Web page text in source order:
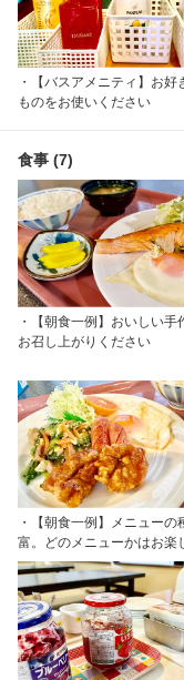
・【バスアメニティ】お好
ものをお使いください
食事 (7)
・【朝食一例】おいしい手
お召し上がりください
・【朝食一例】メニューの
富。どのメニューかはお楽